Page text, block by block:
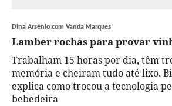
Dina Arsénio com Vanda Marques
Lamber rochas para provar
Trabalham 15 horas por dia, têm
memória e cheiram tudo até lixo.
explica como trocou a tecnologia
bebedeira